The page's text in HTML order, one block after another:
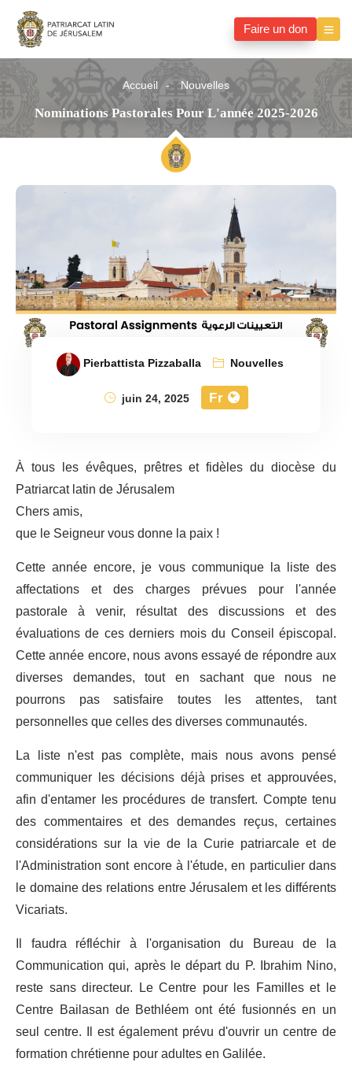
Faire un don
Accueil Nouvelles
Nominations Pastorales Pour L'année 2025-2026
Pierbattista Pizzaballa
Nouvelles
juin 24, 2025
Fr
À tous les évêques, prêtres et fidèles du diocèse du
Patriarcat latin de Jérusalem
Chers amis,
que le Seigneur vous donne la paix !
Cette année encore, je vous communique la liste des
affectations et des charges prévues pour l'année
pastorale à venir, résultat des discussions et des
évaluations de ces derniers mois du Conseil épiscopal.
Cette année encore, nous avons essayé de répondre aux
diverses demandes, tout en sachant que nous ne
pourrons pas satisfaire toutes les attentes, tant
personnelles que celles des diverses communautés.
La liste n'est pas complète, mais nous avons pensé
communiquer les décisions déjà prises et approuvées,
afin d'entamer les procédures de transfert. Compte tenu
des commentaires et des demandes reçus, certaines
considérations sur la vie de la Curie patriarcale et de
l'Administration sont encore à l'étude, en particulier dans
le domaine des relations entre Jérusalem et les différents
Vicariats.
Il faudra réfléchir à l'organisation du Bureau de la
Communication qui, après le départ du P. Ibrahim Nino,
reste sans directeur. Le Centre pour les Familles et le
Centre Bailasan de Bethléem ont été fusionnés en un
seul centre. Il est également prévu d'ouvrir un centre de
formation chrétienne pour adultes en Galilée.